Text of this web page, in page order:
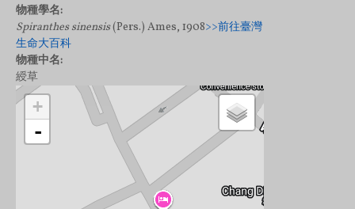
物種學名:
Spiranthes sinensis(Pers.) Ames, 1908>>前往臺灣
生命大百科
物種中名:
綬草
+
-